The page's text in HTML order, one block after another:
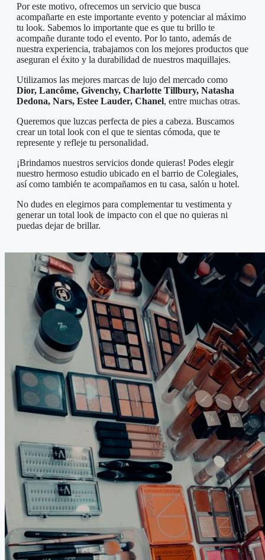
Por este motivo, ofrecemos un servicio que busca
acompañarte en este importante evento y potenciar al máximo
tu look. Sabemos lo importante que es que tu brillo te
acompañe durante todo el evento. Por lo tanto, además de
nuestra experiencia, trabajamos con los mejores productos que
aseguran el éxito y la durabilidad de nuestros maquillajes.
Utilizamos las mejores marcas de lujo del mercado como
Dior, Lancôme, Givenchy, Charlotte Tillbury, Natasha
Dedona, Nars, Estee Lauder, Chanel, entre muchas otras.
Queremos que luzcas perfecta de pies a cabeza. Buscamos
crear un total look con el que te sientas cómoda, que te
represente y refleje tu personalidad.
¡Brindamos nuestros servicios donde quieras! Podes elegir
nuestro hermoso estudio ubicado en el barrio de Colegiales,
así como también te acompañamos en tu casa, salón u hotel.
No dudes en elegirnos para complementar tu vestimenta y
generar un total look de impacto con el que no quieras ni
puedas dejar de brillar.